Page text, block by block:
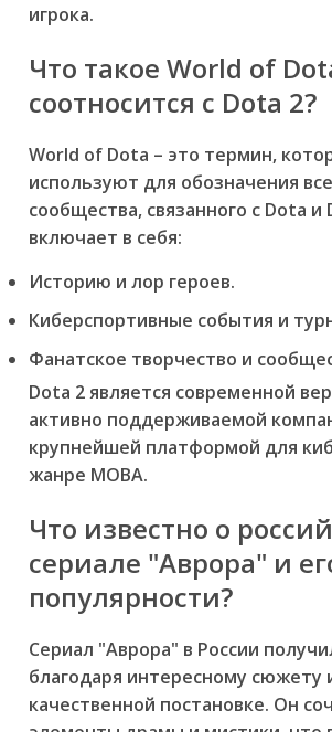
игрока.
Что такое World of
соотносится с Dota 2?
World of Dota – это термин,
используют для обозначения
сообщества, связанного с Dota и
включает в себя:
Историю и лор героев.
Киберспортивные события и
Фанатское творчество и
Dota 2 является современной
активно поддерживаемой
крупнейшей платформой для
жанре MOBA.
Что известно о
сериале "Аврора" и
популярности?
Сериал "Аврора" в России
благодаря интересному сюжету
качественной постановке. Он